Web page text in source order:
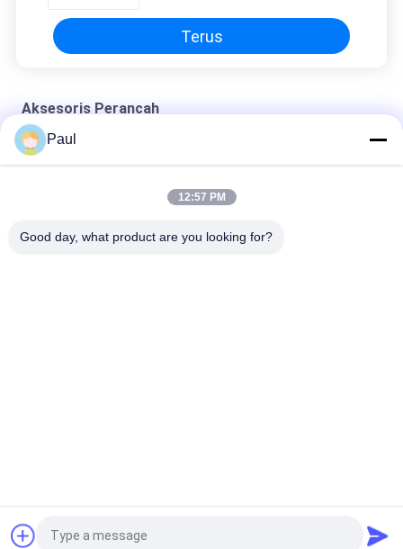
Terus
Aksesoris Perancah
Aksesori Sistem Tie Rod Bekisting Mur Sayap Tie Rod
Quote request suatu
Paul
12:57 PM
Good day, what product are you looking for?